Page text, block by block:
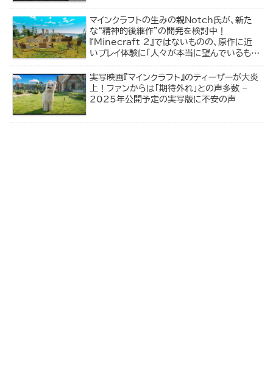
マインクラフトの生みの親Notch氏が、新た
な“精神的後継作”の開発を検討中！
『Minecraft 2』ではないものの、原作に近
いプレイ体験に「人々が本当に望んでいるもの
実写映画『マインクラフト』のティーザーが大炎
上！ファンからは「期待外れ」との声多数 –
2025年公開予定の実写版に不安の声